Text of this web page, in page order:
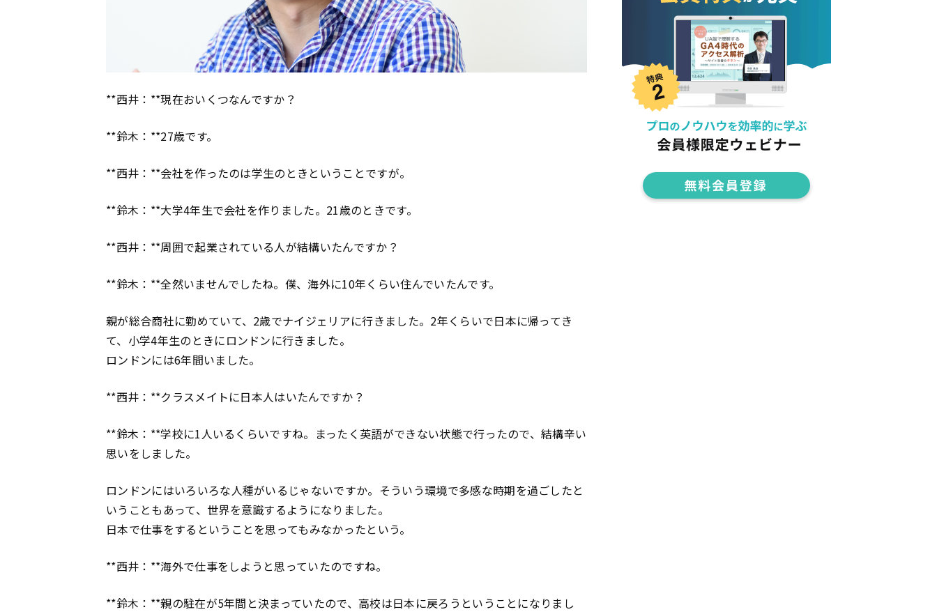
**西井：**現在おいくつなんですか？
**鈴木：**27歳です。
**西井：**会社を作ったのは学生のときということですが。
**鈴木：**大学4年生で会社を作りました。21歳のときです。
**西井：**周囲で起業されている人が結構いたんですか？
**鈴木：**全然いませんでしたね。僕、海外に10年くらい住んでいたんです。
親が総合商社に勤めていて、2歳でナイジェリアに行きました。2年くらいで日本に帰ってき
て、小学4年生のときにロンドンに行きました。
ロンドンには6年間いました。
**西井：**クラスメイトに日本人はいたんですか？
**鈴木：**学校に1人いるくらいですね。まったく英語ができない状態で行ったので、結構辛い
思いをしました。
ロンドンにはいろいろな人種がいるじゃないですか。そういう環境で多感な時期を過ごしたと
いうこともあって、世界を意識するようになりました。
日本で仕事をするということを思ってもみなかったという。
**西井：**海外で仕事をしようと思っていたのですね。
**鈴木：**親の駐在が5年間と決まっていたので、高校は日本に戻ろうということになりまし